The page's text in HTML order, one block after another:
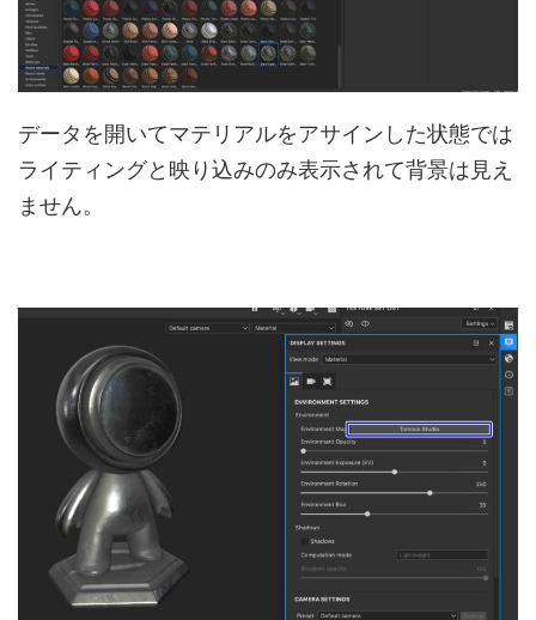
データを開いてマテリアルをアサインした状態では
ライティングと映り込みのみ表示されて背景は見え
ません。